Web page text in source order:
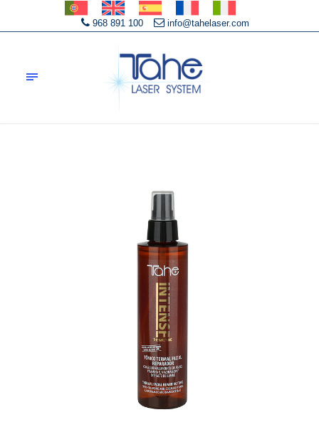
968 891 100 info@tahelaser.com